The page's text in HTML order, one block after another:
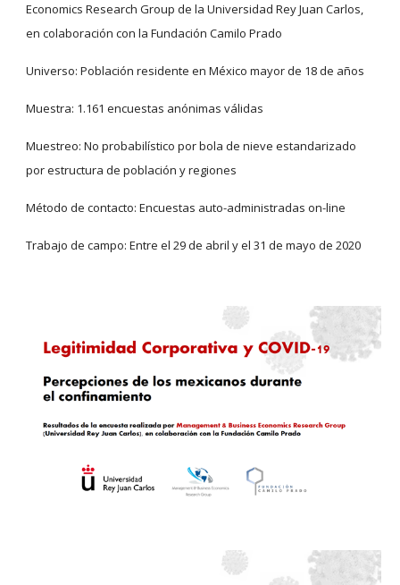
Economics Research Group de la Universidad Rey Juan Carlos,
en colaboración con la Fundación Camilo Prado
Universo: Población residente en México mayor de 18 de años
Muestra: 1.161 encuestas anónimas válidas
Muestreo: No probabilístico por bola de nieve estandarizado
por estructura de población y regiones
Método de contacto: Encuestas auto-administradas on-line
Trabajo de campo: Entre el 29 de abril y el 31 de mayo de 2020